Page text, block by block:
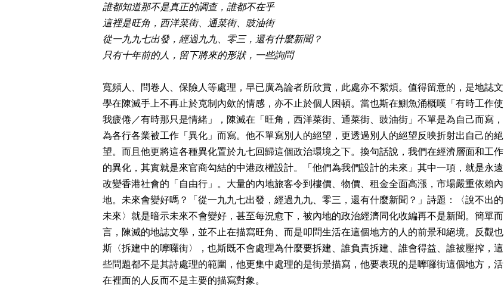
誰都知道那不是真正的調查，誰都不在乎
這裡是旺角，西洋菜街、通菜街、豉油街
從一九九七出發，經過九九、零三，還有什麼新聞？
只有十年前的人，留下將來的形狀，一些詢問
寬頻人、問卷人、保險人等處理，早已廣為論者所欣賞，此處亦不絮煩。值得留意的，是地誌文
學在陳滅手上不再止於克制內歛的情感，亦不止於個人困頓。當也斯在鰂魚涌概嘆「有時工作使
我疲倦／有時那只是情緒」，陳滅在「旺角，西洋菜街、通菜街、豉油街」不單是為自己而寫，
為各行各業被工作「異化」而寫。他不單寫別人的絕望，更透過別人的絕望反映折射出自己的絕
望。而且他更將這各種異化置於九七回歸這個政治環境之下。換句話說，我們在經濟層面和工作
的異化，其實就是來官商勾結的中港政權設計。「他們為我們設計的未來」其中一項，就是永遠
改變香港社會的「自由行」。大量的內地旅客令到樓價、物價、租金全面高漲，市場嚴重依賴內
地。未來會變好嗎？「從一九九七出發，經過九九、零三，還有什麼新聞？」詩題：〈說不出的
未來〉就是暗示未來不會變好，甚至每況愈下，被內地的政治經濟同化收編再不是新聞。簡單而
言，陳滅的地誌文學，並不止在描寫旺角、而是叩問生活在這個地方的人的前景和絕境。反觀也
斯〈拆建中的嚤囉街〉，也斯既不會處理為什麼要拆建、誰負責拆建、誰會得益、誰被壓搾，這
些問題都不是其詩處理的範圍，他更集中處理的是街景描寫，他要表現的是嚤囉街這個地方，活
在裡面的人反而不是主要的描寫對象。